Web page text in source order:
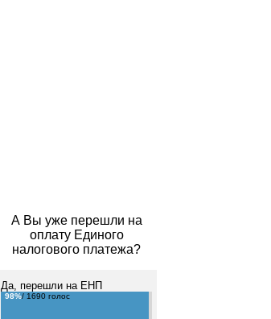
А Вы уже перешли на
оплату Единого
налогового платежа?
Да, перешли на ЕНП
98%/ 1690 голос